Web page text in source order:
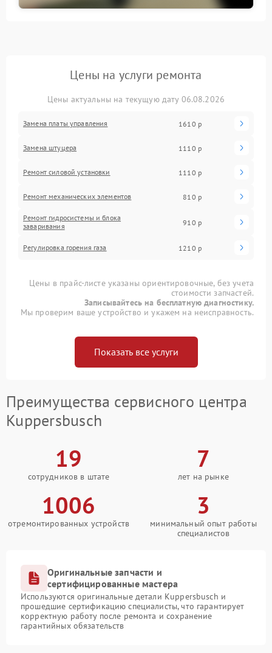
Цены на услуги ремонта
Цены актуальны на текущую дату 06.08.2026
Замена платы управления 1610 р
Замена штуцера 1110 р
Ремонт силовой установки 1110 р
Ремонт механических элементов 810 р
Ремонт гидросистемы и блока
заваривания
910 р
Регулировка горения газа 1210 р
Цены в прайс-листе указаны ориентировочные, без учета
стоимости запчастей.
Записывайтесь на бесплатную диагностику.
Мы проверим ваше устройство и укажем на неисправность.
Показать все услуги
Преимущества сервисного центра
Kuppersbusch
19
сотрудников в штате
7
лет на рынке
1006
отремонтированных устройств
3
минимальный опыт работы
специалистов
Оригинальные запчасти и
сертифицированные мастера
Используются оригинальные детали Kuppersbusch и
прошедшие сертификацию специалисты, что гарантирует
корректную работу после ремонта и сохранение
гарантийных обязательств